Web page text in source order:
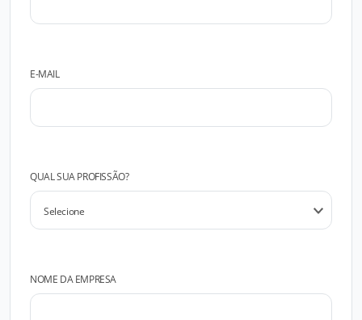
E-MAIL
QUAL SUA PROFISSÃO?
NOME DA EMPRESA